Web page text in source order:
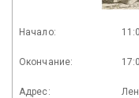
Начало:
Окончание:
Адрес: